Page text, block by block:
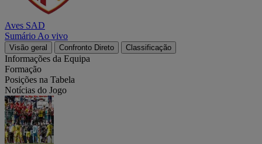
Aves SAD
Sumário Ao vivo
Visão geral Confronto Direto Classificação
Informações da Equipa
Formação
Posições na Tabela
Notícias do Jogo